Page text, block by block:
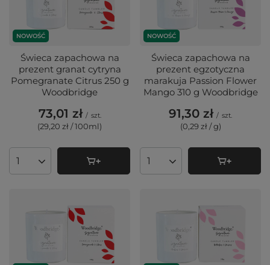
NOWOŚĆ
Świeca zapachowa na
prezent granat cytryna
Pomegranate Citrus 250 g
Woodbridge
73,01 zł / szt.
(29,20 zł / 100ml)
Ilość produktów
NOWOŚĆ
Świeca zapachowa na
prezent egzotyczna
marakuja Passion Flower
Mango 310 g Woodbridge
91,30 zł / szt.
(0,29 zł / g)
Ilość produktów